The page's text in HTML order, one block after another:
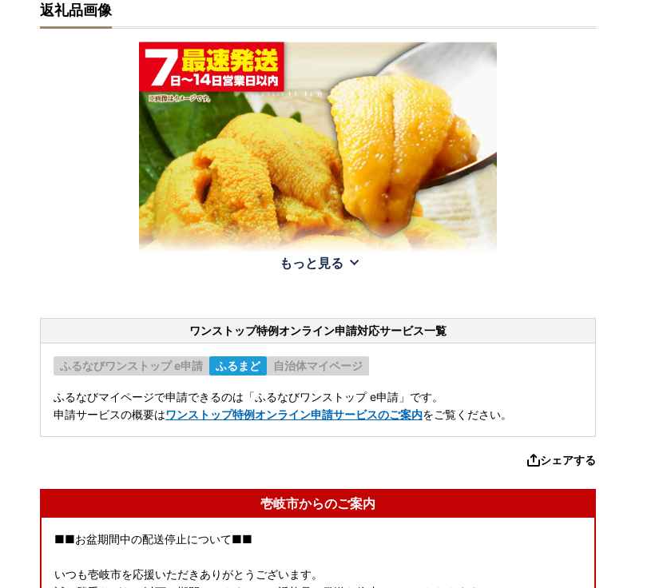
返礼品画像
もっと見る
ワンストップ特例オンライン申請対応サービス一覧
ふるなびワンストップ e申請 ふるまど 自治体マイページ
ふるなびマイページで申請できるのは「ふるなびワンストップ e申請」です。
申請サービスの概要はワンストップ特例オンライン申請サービスのご案内をご覧ください。
シェアする
壱岐市からのご案内
■■お盆期間中の配送停止について■■
いつも壱岐市を応援いただきありがとうございます。